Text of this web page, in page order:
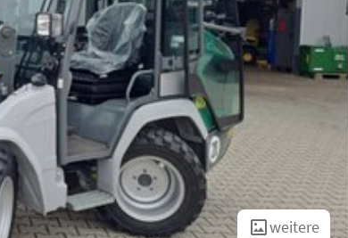
weitere